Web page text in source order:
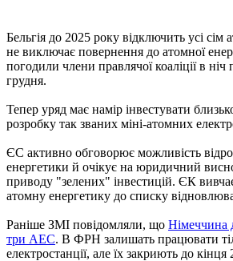
Бельгія до 2025 року відключить усі сім
не виключає повернення до атомної
погодили члени правлячої коаліції в ніч
грудня.
Тепер уряд має намір інвестувати
розробку так званих міні-атомних
ЄС активно обговорює можливість
енергетики й очікує на юридичний
приводу "зелених" інвестицій. ЄК
атомну енергетику до списку
Раніше ЗМІ повідомляли, що Німеччина
три АЕС. В ФРН залишать працювати
електростанції, але їх закриють до кінця